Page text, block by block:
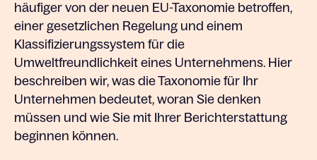
häufiger von der neuen EU-Taxonomie betroffen,
einer gesetzlichen Regelung und einem
Klassifizierungssystem für die
Umweltfreundlichkeit eines Unternehmens. Hier
beschreiben wir, was die Taxonomie für Ihr
Unternehmen bedeutet, woran Sie denken
müssen und wie Sie mit Ihrer Berichterstattung
beginnen können.